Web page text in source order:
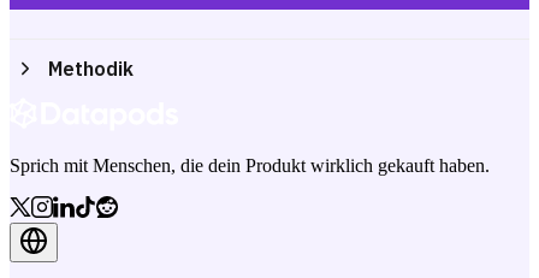
Methodik
Sprich mit Menschen, die dein Produkt wirklich gekauft haben.